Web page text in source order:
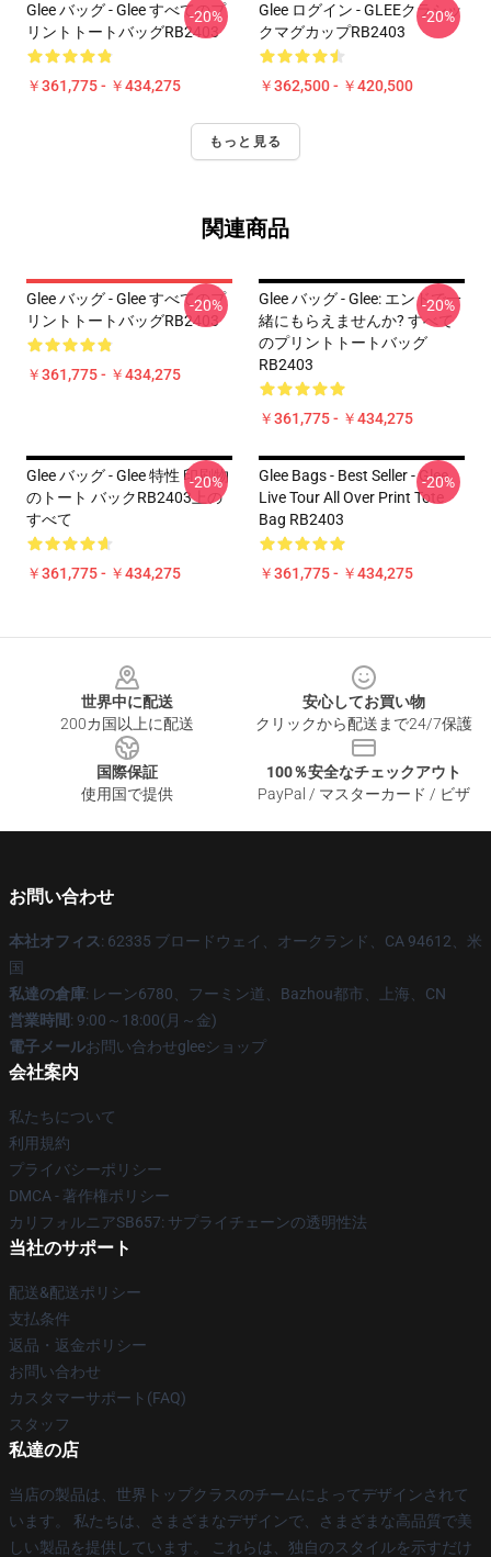
Glee バッグ - Glee すべてのプ
リントトートバッグRB2403
￥361,775 - ￥434,275
-20%
Glee ログイン - GLEEクラシッ
クマグカップRB2403
￥362,500 - ￥420,500
-20%
もっと見る
関連商品
Glee バッグ - Glee すべてのプ
リントトートバッグRB2403
￥361,775 - ￥434,275
-20%
Glee バッグ - Glee: エンドで一
緒にもらえませんか? すべて
のプリントトートバッグ
RB2403
￥361,775 - ￥434,275
-20%
Glee バッグ - Glee 特性 印刷物
のトート バックRB2403上の
すべて
￥361,775 - ￥434,275
-20%
Glee Bags - Best Seller - Glee
Live Tour All Over Print Tote
Bag RB2403
￥361,775 - ￥434,275
-20%
世界中に配送
200カ国以上に配送
安心してお買い物
クリックから配送まで24/7保護
国際保証
使用国で提供
100％安全なチェックアウト
PayPal / マスターカード / ビザ
お問い合わせ
本社オフィス: 62335 ブロードウェイ、オークランド、CA 94612、米
国
私達の倉庫: レーン6780、フーミン道、Bazhou都市、上海、CN
営業時間: 9:00～18:00(月～金)
電子メールお問い合わせgleeショップ
会社案内
私たちについて
利用規約
プライバシーポリシー
DMCA - 著作権ポリシー
カリフォルニアSB657: サプライチェーンの透明性法
当社のサポート
配送&配送ポリシー
支払条件
返品・返金ポリシー
お問い合わせ
カスタマーサポート(FAQ)
スタッフ
私達の店
当店の製品は、世界トップクラスのチームによってデザインされて
います。 私たちは、さまざまなデザインで、さまざまな高品質で美
しい製品を提供しています。 これらは、独自のスタイルを示すだけ